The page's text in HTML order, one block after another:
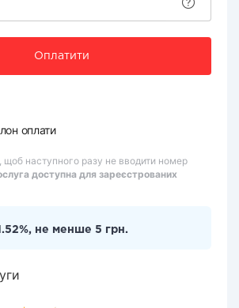
Оплатити
оплати
наступного разу не вводити номер
доступна для зареєстрованих
1.52%, не менше 5 грн.